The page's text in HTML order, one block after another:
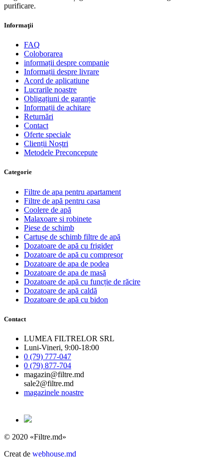
purificare.
Informaţii
FAQ
Coloborarea
informații despre companie
Informații despre livrare
Acord de aplicatiune
Lucrarile noastre
Obligațiuni de garanție
Informații de achitare
Returnări
Contact
Oferte speciale
Clienții Noștri
Metodele Preconcepute
Сategorie
Filtre de apa pentru apartament
Filtre de apă pentru casa
Coolere de apă
Malaxoare si robinete
Piese de schimb
Cartușe de schimb filtre de apă
Dozatoare de apă cu frigider
Dozatoare de apă cu compresor
Dozatoare de apa de podea
Dozatoare de apa de masă
Dozatoare de apă cu funcție de răcire
Dozatoare de apă caldă
Dozatoare de apă cu bidon
Contact
LUMEA FILTRELOR SRL
Luni-Vineri, 9:00-18:00
0 (79) 777-047
0 (79) 877-704
magazin@filtre.md
sale2@filtre.md
magazinele noastre
© 2020 «Filtre.md»
Creat de webhouse.md